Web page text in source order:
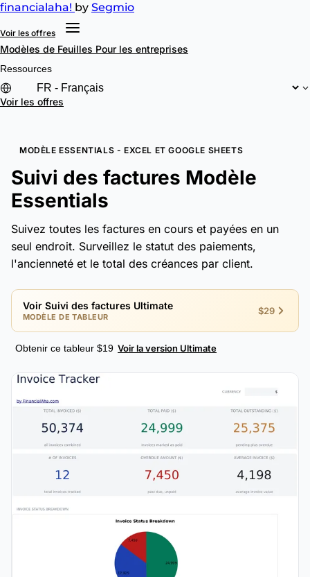
financialaha! by Segmio
Voir les offres
Modèles de Feuilles Pour les entreprises
Ressources
Voir les offres
MODÈLE ESSENTIALS - EXCEL ET GOOGLE SHEETS
Suivi des factures Modèle
Essentials
Suivez toutes les factures en cours et payées en un
seul endroit. Surveillez le statut des paiements,
l'ancienneté et le total des créances par client.
Voir Suivi des factures Ultimate
MODÈLE DE TABLEUR
$29
Obtenir ce tableur $19 Voir la version Ultimate